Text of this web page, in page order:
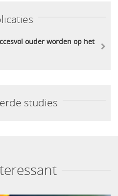
ouder worden op het
studies